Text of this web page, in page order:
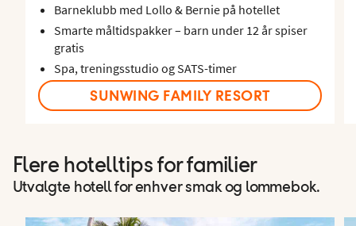
Barneklubb med Lollo & Bernie på hotellet
Smarte måltidspakker – barn under 12 år spiser
gratis
Spa, treningsstudio og SATS-timer
SUNWING FAMILY RESORT
Flere hotelltips for familier
Utvalgte hotell for enhver smak og lommebok.